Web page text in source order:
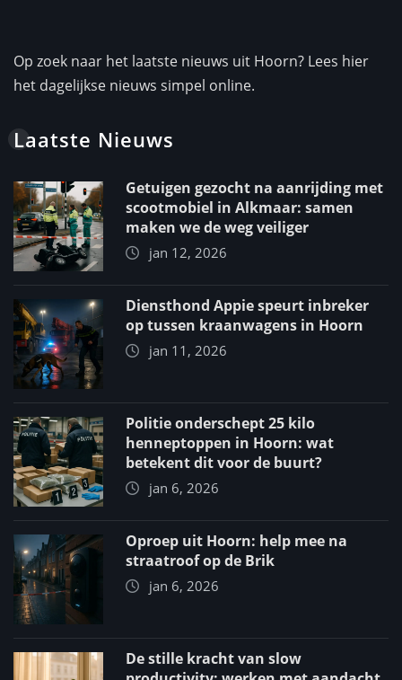
Op zoek naar het laatste nieuws uit Hoorn? Lees hier
het dagelijkse nieuws simpel online.
Laatste Nieuws
Getuigen gezocht na aanrijding met
scootmobiel in Alkmaar: samen
maken we de weg veiliger
jan 12, 2026
Diensthond Appie speurt inbreker
op tussen kraanwagens in Hoorn
jan 11, 2026
Politie onderschept 25 kilo
henneptoppen in Hoorn: wat
betekent dit voor de buurt?
jan 6, 2026
Oproep uit Hoorn: help mee na
straatroof op de Brik
jan 6, 2026
De stille kracht van slow